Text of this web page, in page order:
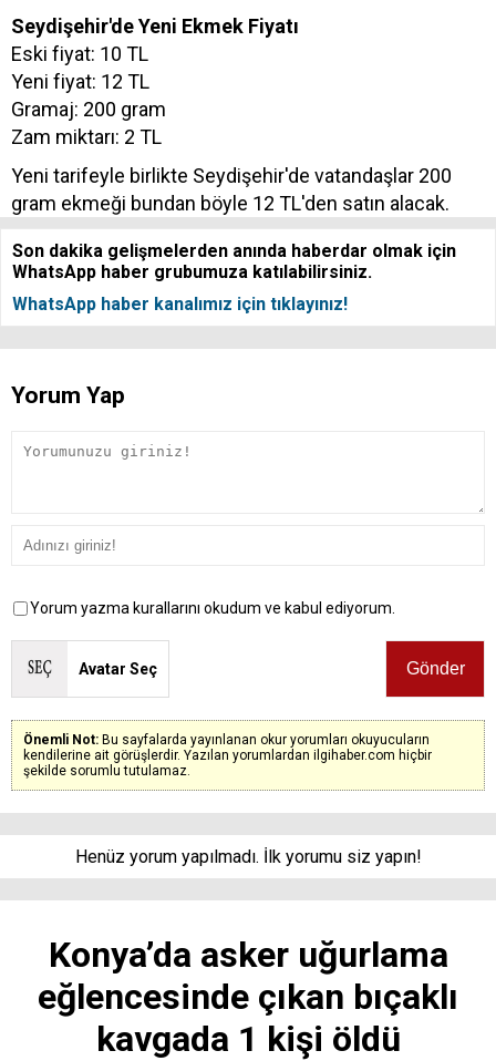
Seydişehir'de Yeni Ekmek Fiyatı
Eski fiyat: 10 TL
Yeni fiyat: 12 TL
Gramaj: 200 gram
Zam miktarı: 2 TL
Yeni tarifeyle birlikte Seydişehir'de vatandaşlar 200
gram ekmeği bundan böyle 12 TL'den satın alacak.
Son dakika gelişmelerden anında haberdar olmak için
WhatsApp haber grubumuza katılabilirsiniz.
WhatsApp haber kanalımız için tıklayınız!
Yorum Yap
Yorum yazma kurallarını okudum ve kabul ediyorum.
Avatar Seç
Önemli Not: Bu sayfalarda yayınlanan okur yorumları okuyucuların
kendilerine ait görüşlerdir. Yazılan yorumlardan ilgihaber.com hiçbir
şekilde sorumlu tutulamaz.
Henüz yorum yapılmadı. İlk yorumu siz yapın!
Konya’da asker uğurlama
eğlencesinde çıkan bıçaklı
kavgada 1 kişi öldü